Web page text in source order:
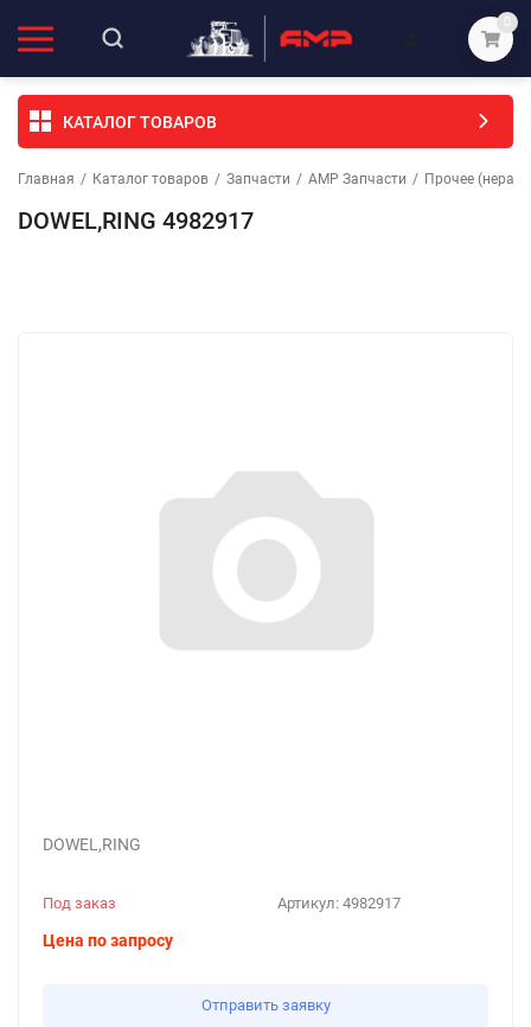
0
КАТАЛОГ ТОВАРОВ
Главная / Каталог товаров / Запчасти / АМР Запчасти / Прочее
DOWEL,RING 4982917
DOWEL,RING
Артикул: 4982917
Под заказ
Цена по запросу
Отправить заявку